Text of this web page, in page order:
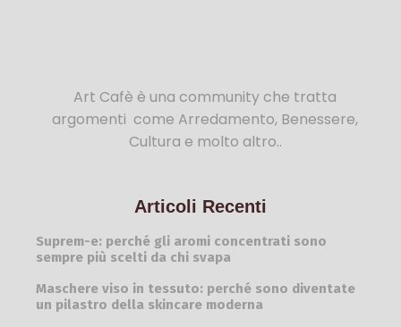
Art Cafè è una community che tratta
argomenti come Arredamento, Benessere,
Cultura e molto altro..
Articoli Recenti
Suprem-e: perché gli aromi concentrati sono
sempre più scelti da chi svapa
Maschere viso in tessuto: perché sono diventate
un pilastro della skincare moderna